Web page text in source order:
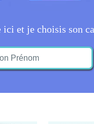
et je choisis son